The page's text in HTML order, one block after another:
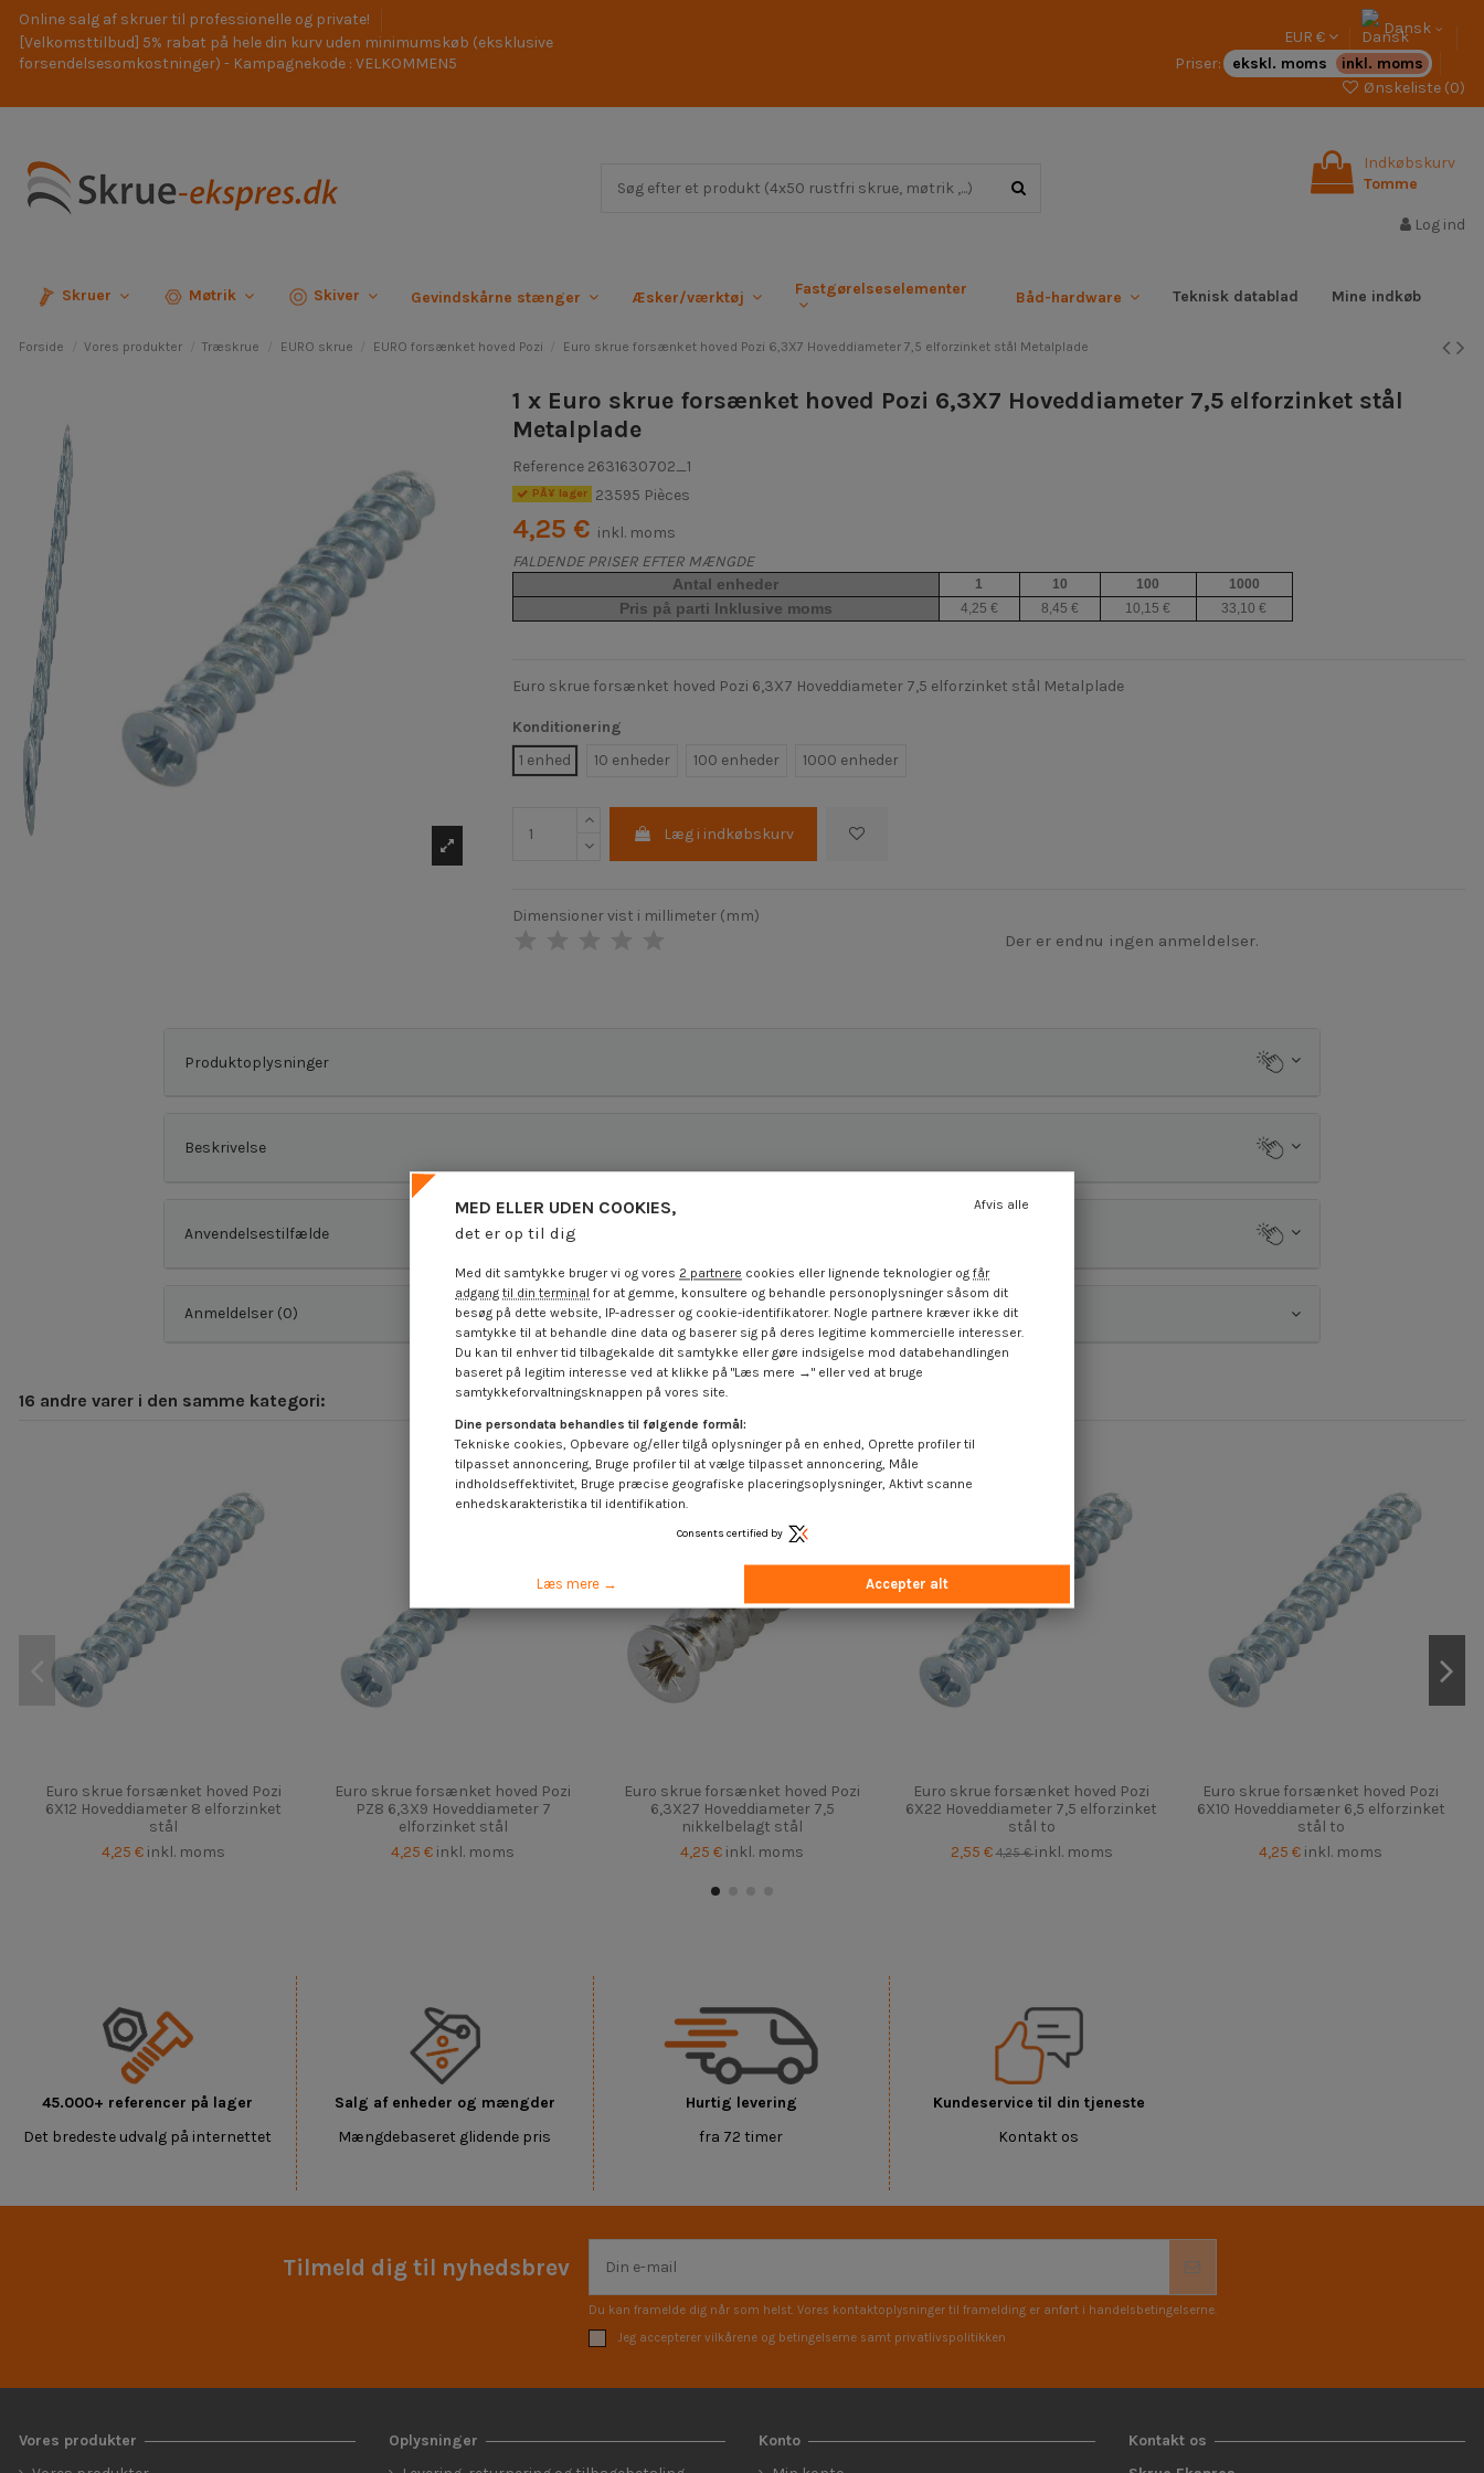
Online salg af skruer til professionelle og private!
[Velkomsttilbud] 5% rabat på hele din kurv uden minimumskøb (eksklusive
forsendelsesomkostninger) - Kampagnekode : VELKOMMEN5
EUR €
Dansk
Priser:
ekskl. moms
inkl. moms
Ønskeliste (0)
Indkøbskurv
Tomme
Log ind
Skruer Møtrik Skiver Gevindskårne stænger Æsker/værktøj Fastgørelseselementer Båd-hardware Teknisk datablad Mine indkøb
Forside Vores produkter Træskrue EURO skrue EURO forsænket hoved Pozi Euro skrue forsænket hoved Pozi 6,3X7 Hoveddiameter 7,5 elforzinket stål Metalplade
1 x Euro skrue forsænket hoved Pozi 6,3X7 Hoveddiameter 7,5 elforzinket stål
Metalplade
Reference 2631630702_1
PÃ¥ lager 23595 Pièces
4,25 € inkl. moms
FALDENDE PRISER EFTER MÆNGDE
Antal enheder 1 10 100 1000
Pris på parti Inklusive moms 4,25 € 8,45 € 10,15 € 33,10 €
Euro skrue forsænket hoved Pozi 6,3X7 Hoveddiameter 7,5 elforzinket stål Metalplade
Konditionering
1 enhed
10 enheder 100 enheder 1000 enheder
Læg i indkøbskurv
Dimensioner vist i millimeter (mm)
Der er endnu ingen anmeldelser.
Produktoplysninger
Beskrivelse
Anvendelsestilfælde
Anmeldelser (0)
16 andre varer i den samme kategori:
Euro skrue forsænket hoved Pozi
6X12 Hoveddiameter 8 elforzinket
stål
4,25 € inkl. moms
Euro skrue forsænket hoved Pozi
PZ8 6,3X9 Hoveddiameter 7
elforzinket stål
4,25 € inkl. moms
Euro skrue forsænket hoved Pozi
6,3X27 Hoveddiameter 7,5
nikkelbelagt stål
4,25 € inkl. moms
På tilbud!
-40%
Euro skrue forsænket hoved Pozi
6X22 Hoveddiameter 7,5 elforzinket
stål to
2,55 €4,25 €inkl. moms
Euro skrue forsænket hoved Pozi
6X10 Hoveddiameter 6,5 elforzinket
stål to
4,25 € inkl. moms
45.000+ referencer på lager
Det bredeste udvalg på internettet
Salg af enheder og mængder
Mængdebaseret glidende pris
Hurtig levering
fra 72 timer
Kundeservice til din tjeneste
Kontakt os
Tilmeld dig til nyhedsbrev
Du kan framelde dig når som helst. Vores kontaktoplysninger til framelding er anført i handelsbetingelserne.
Jeg accepterer vilkårene og betingelserne samt privatlivspolitikken
Vores produkter
Oplysninger
Konto
Kontakt os
MED ELLER UDEN COOKIES,
det er op til dig
Afvis alle
Med dit samtykke bruger vi og vores 2 partnere cookies eller lignende teknologier og får
adgang til din terminal for at gemme, konsultere og behandle personoplysninger såsom dit
besøg på dette website, IP-adresser og cookie-identifikatorer. Nogle partnere kræver ikke dit
samtykke til at behandle dine data og baserer sig på deres legitime kommercielle interesser.
Du kan til enhver tid tilbagekalde dit samtykke eller gøre indsigelse mod databehandlingen
baseret på legitim interesse ved at klikke på "Læs mere →" eller ved at bruge
samtykkeforvaltningsknappen på vores site.
Dine persondata behandles til følgende formål:
Tekniske cookies, Opbevare og/eller tilgå oplysninger på en enhed, Oprette profiler til
tilpasset annoncering, Bruge profiler til at vælge tilpasset annoncering, Måle
indholdseffektivitet, Bruge præcise geografiske placeringsoplysninger, Aktivt scanne
enhedskarakteristika til identifikation.
Consents certified by
Læs mere → Accepter alt